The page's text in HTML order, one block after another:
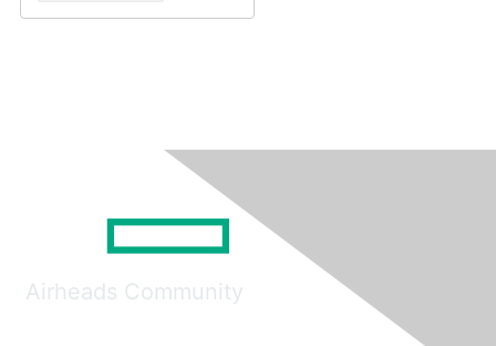
Airheads Community